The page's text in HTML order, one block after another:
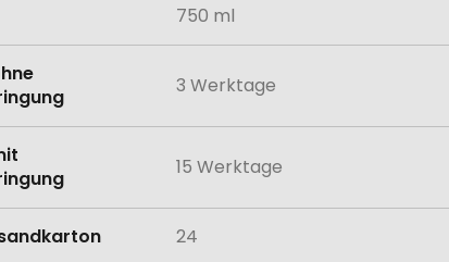
750 ml
3 Werktage
15 Werktage
24